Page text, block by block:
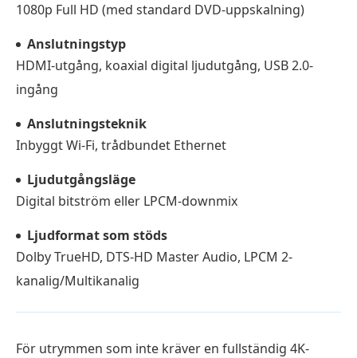
1080p Full HD (med standard DVD-uppskalning)
Anslutningstyp
HDMI-utgång, koaxial digital ljudutgång, USB 2.0-
ingång
Anslutningsteknik
Inbyggt Wi-Fi, trådbundet Ethernet
Ljudutgångsläge
Digital bitström eller LPCM-downmix
Ljudformat som stöds
Dolby TrueHD, DTS-HD Master Audio, LPCM 2-
kanalig/Multikanalig
För utrymmen som inte kräver en fullständig 4K-